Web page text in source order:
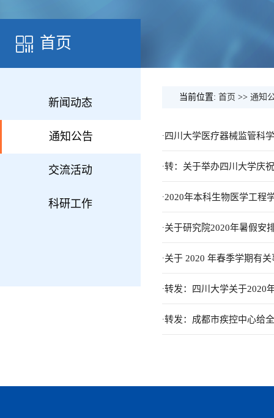
首页
新闻动态
通知公告
交流活动
科研工作
当前位置: 首页 >> 通知
. 四川大学医疗器械监管科
.转：关于举办四川大学庆
.2020年本科生物医学工程
.关于研究院2020年暑假安
.关于 2020 年春季学期有
.转发：四川大学关于2020
.转发：成都市疾控中心给